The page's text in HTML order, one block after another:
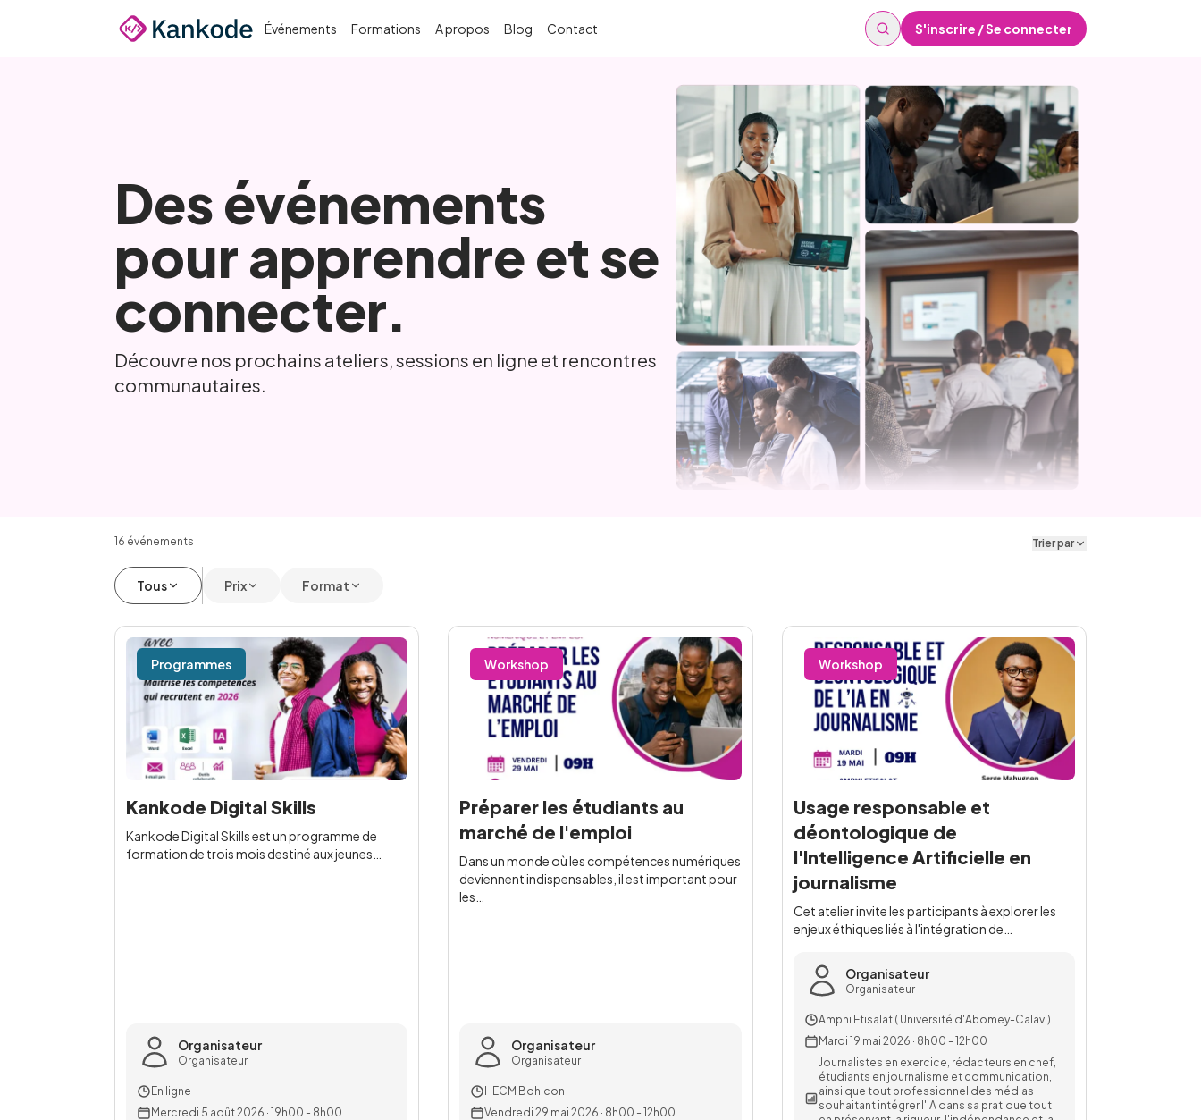
Événements Formations A propos Blog Contact S'inscrire / Se connecter
Des événements
pour apprendre et se
connecter.
Découvre nos prochains ateliers, sessions en ligne et rencontres
communautaires.
16 événements Trier par
Tous Prix Format
Programmes
Kankode Digital Skills
Kankode Digital Skills est un programme de
formation de trois mois destiné aux jeunes
Organisateur
Organisateur
En ligne
Mercredi 5 août 2026 · 19h00 - 8h00
Workshop
Préparer les étudiants au
marché de l'emploi
Dans un monde où les compétences numériques
deviennent indispensables, il est important pour
les
Organisateur
Organisateur
HECM Bohicon
Vendredi 29 mai 2026 · 8h00 - 12h00
Workshop
Usage responsable et
déontologique de
l'Intelligence Artificielle en
journalisme
Cet atelier invite les participants à explorer les
enjeux éthiques liés à l'intégration de
Organisateur
Organisateur
Amphi Etisalat ( Université d'Abomey-Calavi)
Mardi 19 mai 2026 · 8h00 - 12h00
Journalistes en exercice, rédacteurs en chef,
étudiants en journalisme et communication,
ainsi que tout professionnel des médias
souhaitant intégrer l'IA dans sa pratique tout